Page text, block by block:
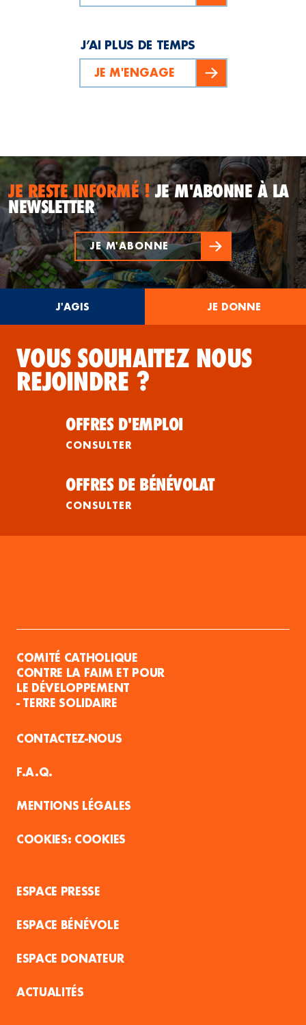
J’AI PLUS DE TEMPS
JE M'ENGAGE
JE RESTE INFORMÉ !JE M'ABONNE À LA
NEWSLETTER
JE M'ABONNE
J'AGIS JE DONNE
VOUS SOUHAITEZ NOUS
REJOINDRE ?
OFFRES D'EMPLOI
CONSULTER
OFFRES DE BÉNÉVOLAT
CONSULTER
COMITÉ CATHOLIQUE
CONTRE LA FAIM ET POUR
LE DÉVELOPPEMENT
- TERRE SOLIDAIRE
CONTACTEZ-NOUS
F.A.Q.
MENTIONS LÉGALES
COOKIES
ESPACE PRESSE
ESPACE BÉNÉVOLE
ESPACE DONATEUR
ACTUALITÉS